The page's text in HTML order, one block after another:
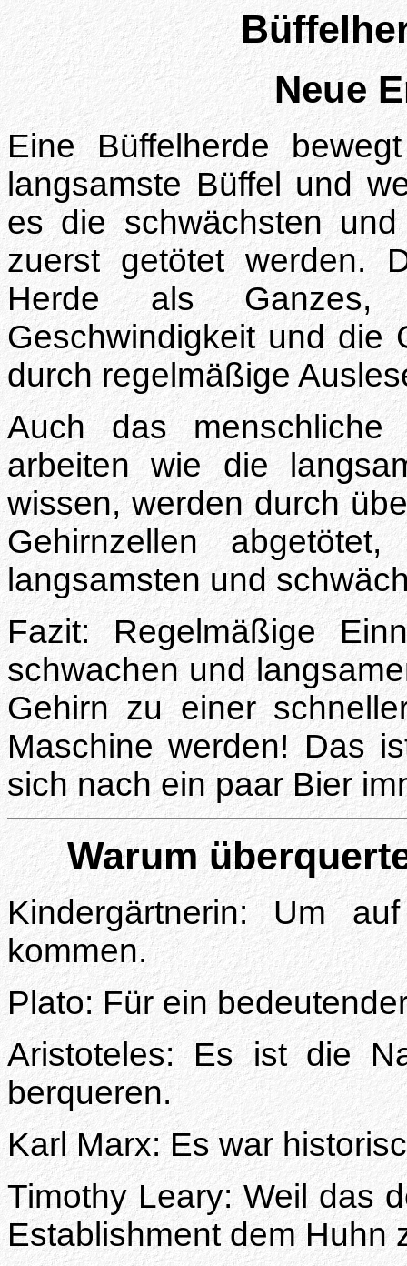
Neue
Eine Büffelherde
langsamste Büffel und
es die schwächsten
zuerst getötet werden.
Herde als
Geschwindigkeit und die
durch regelmäßige
Auch das
arbeiten wie die
wissen, werden durch
Gehirnzellen
langsamsten und
Fazit: Regelmäßige
schwachen und
Gehirn zu einer
Maschine werden! Das
sich nach ein paar Bier
Warum
Kindergärtnerin: Um
kommen.
Plato: Für ein
Aristoteles: Es ist die
berqueren.
Karl Marx: Es war
Timothy Leary: Weil das
Establishment dem Huhn